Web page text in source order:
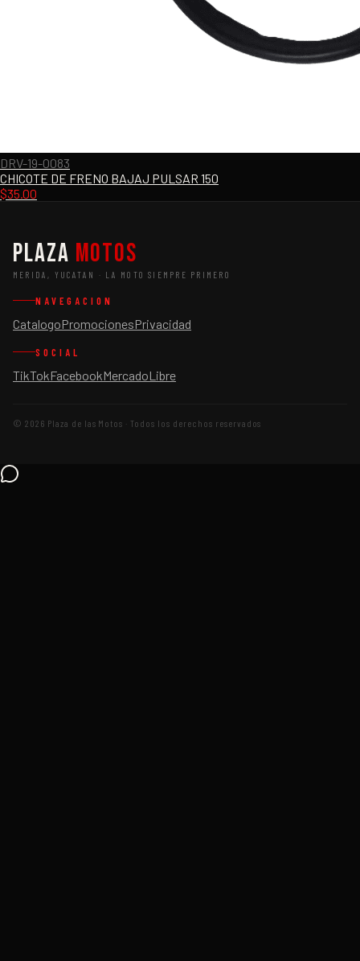
DRV-19-0083
CHICOTE DE FRENO BAJAJ PULSAR 150
$35.00
Plaza Motos
MERIDA, YUCATAN · LA MOTO SIEMPRE PRIMERO
NAVEGACION
CatalogoPromocionesPrivacidad
SOCIAL
TikTokFacebookMercadoLibre
© 2026 Plaza de las Motos · Todos los derechos reservados